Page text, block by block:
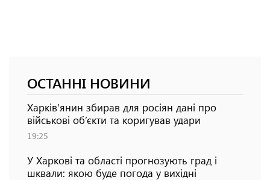
ОСТАННІ НОВИНИ
Харків’янин збирав для росіян дані про
військові об’єкти та коригував удари
19:25
У Харкові та області прогнозують град і
шквали: якою буде погода у вихідні